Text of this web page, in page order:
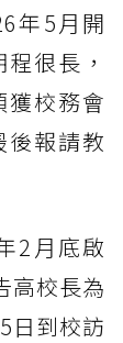
年5月開
很長，
獲校務會
報請教
2月底啟
高校長為
日到校訪